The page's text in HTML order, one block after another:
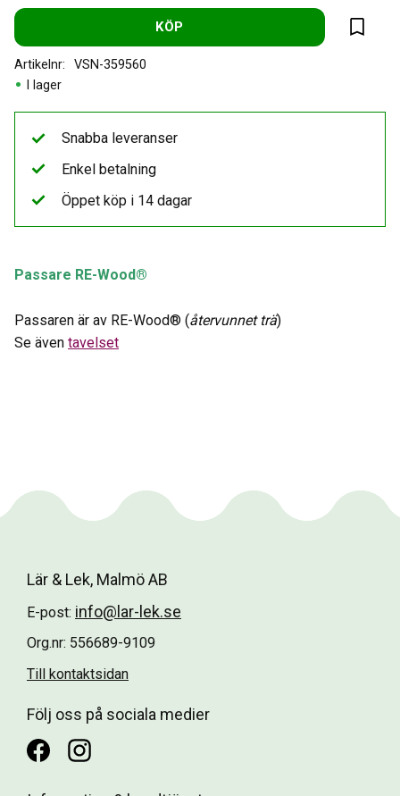
KÖP
Lägg
I lager
Artikelnr VSN-359560
Passare RE-Wood®
Passaren är av RE-Wood® (återvunnet trä)
Se även tavelset
Snabba leveranser
Enkel betalning
Öppet köp i 14 dagar
Lär & Lek, Malmö AB
E-post: info@lar-lek.se
Org.nr: 556689-9109
Till kontaktsidan
Följ oss på sociala medier